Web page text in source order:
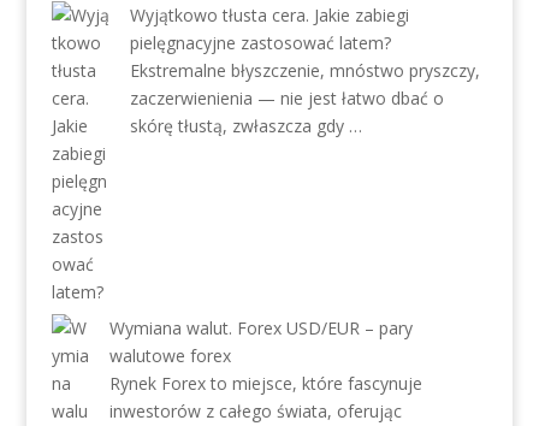
Wyjątkowo tłusta cera. Jakie zabiegi
pielęgnacyjne zastosować latem?
Ekstremalne błyszczenie, mnóstwo pryszczy,
zaczerwienienia — nie jest łatwo dbać o
skórę tłustą, zwłaszcza gdy …
Wymiana walut. Forex USD/EUR – pary
walutowe forex
Rynek Forex to miejsce, które fascynuje
inwestorów z całego świata, oferując